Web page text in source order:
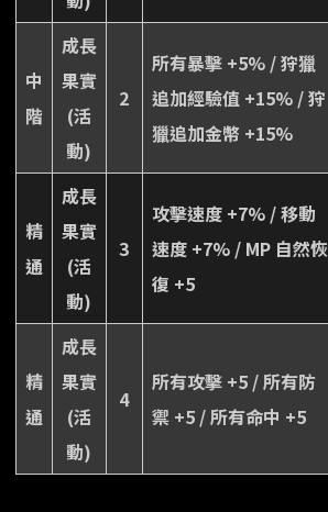
中
階
成長
果實
(活
動)
2
所有暴擊 +5% / 狩獵
追加經驗值 +15% / 狩
獵追加金幣 +15%
精
通
成長
果實
(活
動)
3
攻擊速度 +7% / 移動
速度 +7% / MP 自然恢
復 +5
精
通
成長
果實
(活
動)
4
所有攻擊 +5 / 所有防
禦 +5 / 所有命中 +5